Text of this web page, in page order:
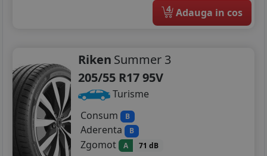
4 Adauga in cos
Riken Summer 3
205/55 R17 95V
Turisme
Consum
B
Aderenta B
Zgomot A 71 dB